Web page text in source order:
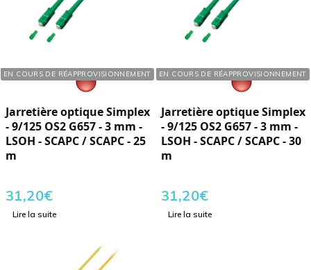
EN COURS DE RÉAPPROVISIONNEMENT
Réf. : 126525
Jarretière optique Simplex
- 9/125 OS2 G657 - 3 mm -
LSOH - SCAPC / SCAPC - 25
m
31,20€
Lire la suite
EN COURS DE RÉAPPROVISIONNEMENT
Réf. : 126530
Jarretière optique Simplex
- 9/125 OS2 G657 - 3 mm -
LSOH - SCAPC / SCAPC - 30
m
31,20€
Lire la suite